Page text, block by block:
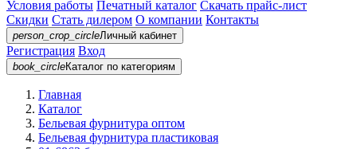
Условия работы Печатный каталог Скачать прайс-лист
Скидки Стать дилером О компании Контакты
person_crop_circleЛичный кабинет
Регистрация Вход
book_circleКаталог по категориям
Главная
Каталог
Бельевая фурнитура оптом
Бельевая фурнитура пластиковая